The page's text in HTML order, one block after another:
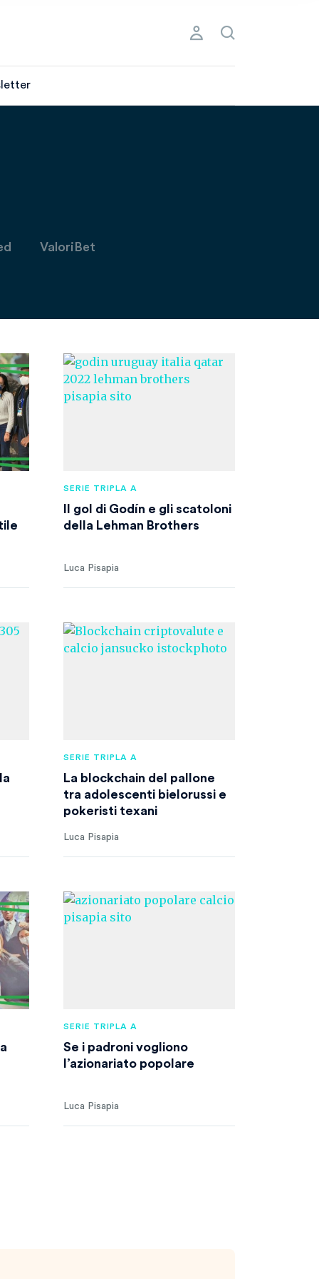
ValoriBet
SERIE TRIPLA A
Il gol di Godín e gli scatoloni
della Lehman Brothers
Luca Pisapia
SERIE TRIPLA A
La blockchain del pallone
tra adolescenti bielorussi e
pokeristi texani
Luca Pisapia
SERIE TRIPLA A
Se i padroni vogliono
l’azionariato popolare
Luca Pisapia